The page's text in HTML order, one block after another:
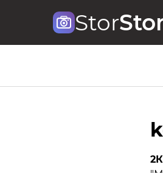
Stor
2К